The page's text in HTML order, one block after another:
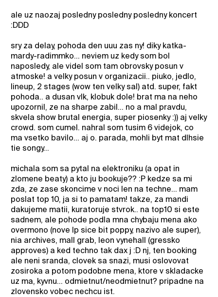
ale uz naozaj posledny posledny posledny koncert
:DDD
sry za delay, pohoda den uuu zas ny! diky katka-
mardy-radimmko… neviem uz kedy som bol
naposledy, ale videl som tam obrovsky posun v
atmoske! a velky posun v organizacii.. piuko, jedlo,
lineup, 2 stages (wow ten velky sal) atd. super, fakt
pohoda.. a dusan vlk, klobuk dole! brat ma na neho
upozornil, ze na sharpe zabil... no a mal pravdu,
skvela show brutal energia, super piosenky :)) aj velky
crowd. som cumel. nahral som tusim 6 videjok, co
ma vsetko bavilo… aj o. parada, mohli byt mat dlhsie
tie songy…
michala som sa pytal na elektroniku (a opat in
zlomene beaty) a kto ju bookuje?? :P kedze sa mi
zda, ze zase skoncime v noci len na techne… mam
poslat top 10, ja si to pamatam! takze, za mandi
dakujeme matii, kuratoruje stvrok.. na top10 si este
sadnem, ale pohode podla mna chybaju mena ako
overmono (nove lp sice bit poppy, nazivo ale super),
nia archives, mall grab, leon vynehall (gressko
approves) a ked techno tak dax j :D nj, ten booking
ale neni sranda, clovek sa snazi, musi oslovovat
zosiroka a potom podobne mena, ktore v skladacke
uz ma, kyvnu… odmietnut/neodmietnut? pripadne na
zlovensko vobec nechcu ist.